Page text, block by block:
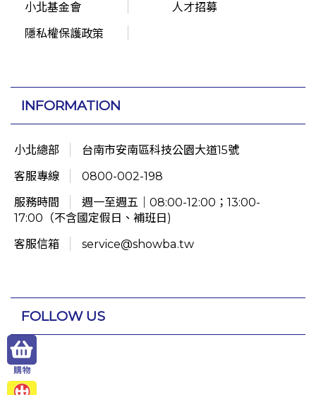
小北基金會
人才招募
隱私權保護政策
INFORMATION
小北總部
台南市安南區科技公園大道15號
客服專線
0800-002-198
服務時間
週一至週五｜08:00-12:00；13:00-
17:00（不含國定假日、補班日)
客服信箱
service@showba.tw
FOLLOW US